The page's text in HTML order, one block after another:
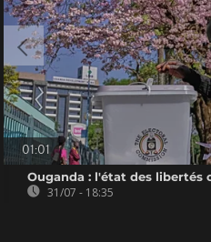
01:01
Ouganda : l'état des libertés
31/07 - 18:35